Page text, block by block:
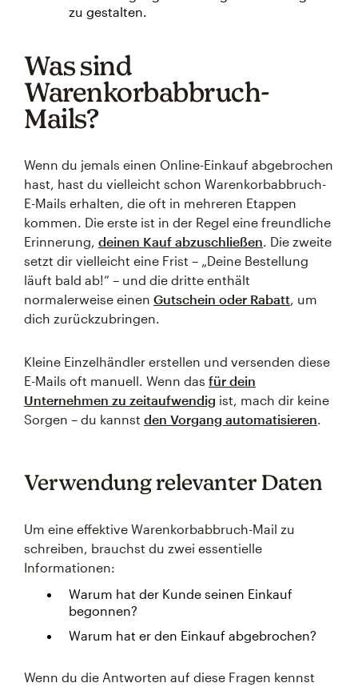
zu gestalten.
Was sind
Warenkorbabbruch-
Mails?
Wenn du jemals einen Online-Einkauf abgebrochen
hast, hast du vielleicht schon Warenkorbabbruch-
E-Mails erhalten, die oft in mehreren Etappen
kommen. Die erste ist in der Regel eine freundliche
Erinnerung, deinen Kauf abzuschließen . Die zweite
setzt dir vielleicht eine Frist – „Deine Bestellung
läuft bald ab!“ – und die dritte enthält
normalerweise einen Gutschein oder Rabatt , um
dich zurückzubringen.
Kleine Einzelhändler erstellen und versenden diese
E-Mails oft manuell. Wenn das für dein
Unternehmen zu zeitaufwendig ist, mach dir keine
Sorgen – du kannst den Vorgang automatisieren
Verwendung relevanter Daten
Um eine effektive Warenkorbabbruch-Mail zu
schreiben, brauchst du zwei essentielle
Informationen:
Warum hat der Kunde seinen Einkauf
begonnen?
Warum hat er den Einkauf abgebrochen?
Wenn du die Antworten auf diese Fragen kennst